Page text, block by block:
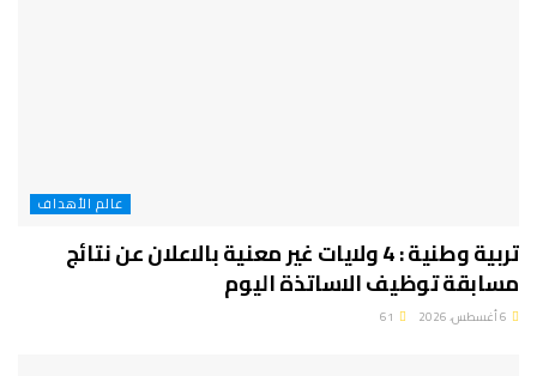
عالم الأهداف
تربية وطنية : 4 ولايات غير معنية بالاعلان عن نتائج
مسابقة توظيف الاساتذة اليوم